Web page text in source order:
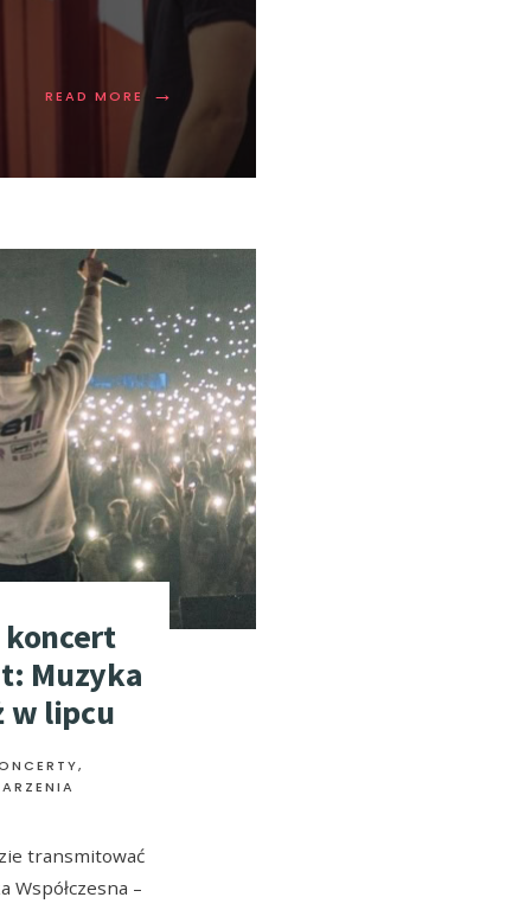
READ MORE →
Muzyka
w lipcu
,
transmitować
Współczesna –